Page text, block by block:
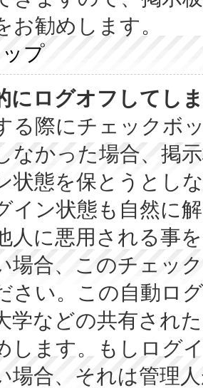
お勧めします。
プ
にログオフしてし
る際にチェックボ
なかった場合、掲
状態を保とうとし
イン状態も自然に
人に悪用される事
場合、このチェッ
さい。この自動ロ
学などの共有され
します。もしログ
場合、それは管理